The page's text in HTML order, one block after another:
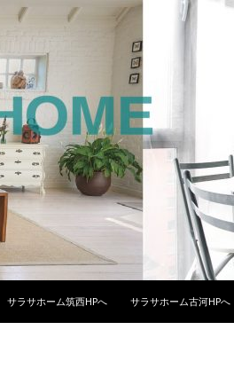
サラサホーム筑西HPへ
サラサホーム古河HPへ